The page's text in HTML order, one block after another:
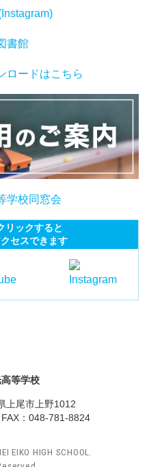
リックすると
セスできます
尾市上野1012
：048-781-8824
EIKO HIGH SCHOOL.